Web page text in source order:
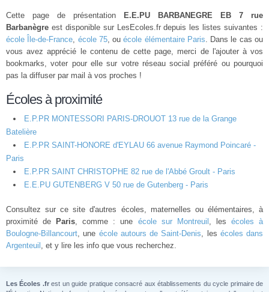
Cette page de présentation
E.E.PU BARBANEGRE EB 7 rue
Barbanègre est disponible sur LesEcoles.fr depuis les listes suivantes :
école Île-de-France, école 75, ouécole élémentaire Paris. Dans le cas ou
vous avez apprécié le contenu de cette page, merci de l'ajouter à vos
bookmarks, voter pour elle sur votre réseau social préféré ou pourquoi
pas la diffuser par mail à vos proches !
Écoles à proximité
E.P.PR MONTESSORI PARIS-DROUOT 13 rue de la Grange
Batelière
E.P.PR SAINT-HONORE d'EYLAU 66 avenue Raymond Poincaré -
Paris
E.P.PR SAINT CHRISTOPHE 82 rue de l'Abbé Groult - Paris
E.E.PU GUTENBERG V 50 rue de Gutenberg - Paris
Consultez sur ce site d'autres écoles, maternelles ou élémentaires, à
proximité de
Paris, comme : une école sur Montreuil , les écoles à
Boulogne-Billancourt, une école autours de Saint-Denis, les écoles dans
Argenteuil , et y lire les info que vous recherchez.
Les Écoles .frest un guide pratique consacré aux établissements du cycle primaire de